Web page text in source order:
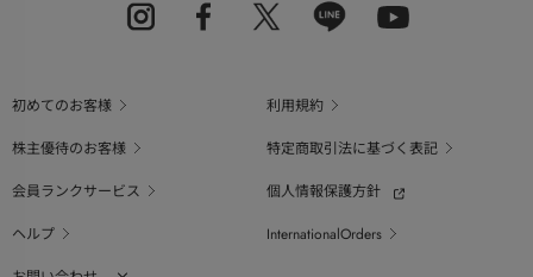
初めてのお客様
利用規約
株主優待のお客様
特定商取引法に基づく表記
会員ランクサービス
個人情報保護方針
ヘルプ
InternationalOrders